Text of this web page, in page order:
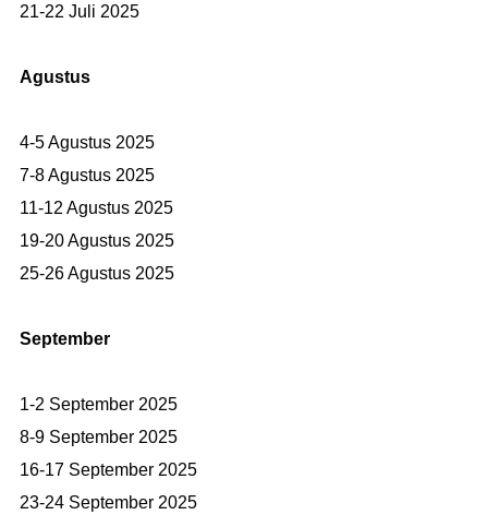
21-22 Juli 2025
Agustus
4-5 Agustus 2025
7-8 Agustus 2025
11-12 Agustus 2025
19-20 Agustus 2025
25-26 Agustus 2025
September
1-2 September 2025
8-9 September 2025
16-17 September 2025
23-24 September 2025